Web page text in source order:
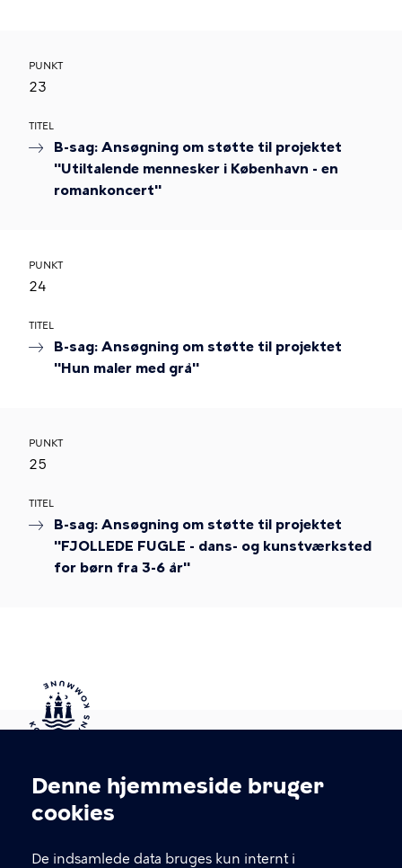
Cookieindstillinger
Denne hjemmeside bruger
cookies
De indsamlede data bruges kun internt i
PUNKT
23
TITEL
B-sag: Ansøgning om støtte til projektet
"Utiltalende mennesker i København - en
romankoncert"
PUNKT
24
TITEL
B-sag: Ansøgning om støtte til projektet
"Hun maler med grå"
PUNKT
25
TITEL
B-sag: Ansøgning om støtte til projektet
"FJOLLEDE FUGLE - dans- og kunstværksted
for børn fra 3-6 år"
Kontakt Københavns Kommune
T
fFind andre kontakter her